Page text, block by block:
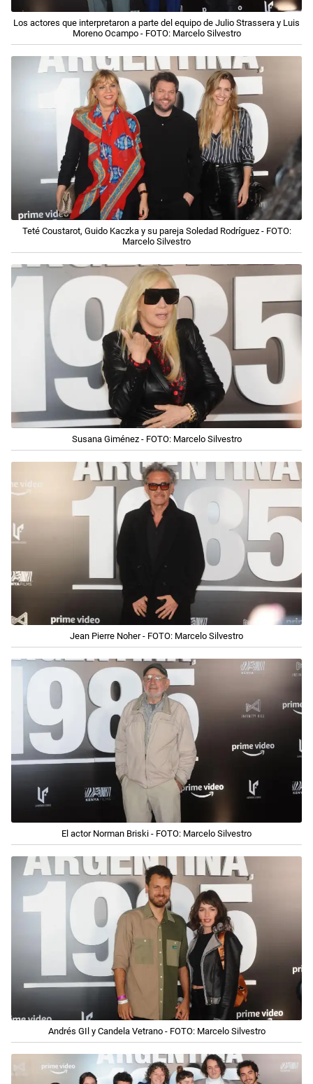
Los actores que interpretaron a parte del equipo de Julio Strassera y Luis
Moreno Ocampo - FOTO: Marcelo Silvestro
Teté Coustarot, Guido Kaczka y su pareja Soledad Rodríguez - FOTO:
Marcelo Silvestro
Susana Giménez - FOTO: Marcelo Silvestro
Jean Pierre Noher - FOTO: Marcelo Silvestro
El actor Norman Briski - FOTO: Marcelo Silvestro
Andrés GIl y Candela Vetrano - FOTO: Marcelo Silvestro